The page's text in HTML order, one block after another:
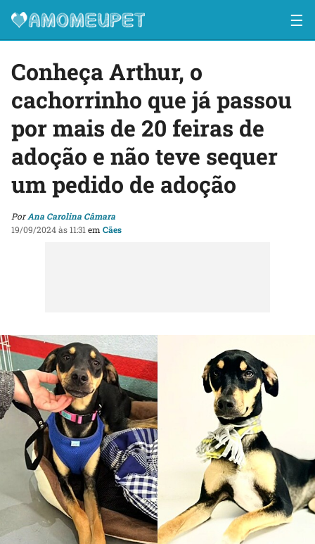
☰
Conheça Arthur, o
cachorrinho que já passou
por mais de 20 feiras de
adoção e não teve sequer
um pedido de adoção
PorAna Carolina Câmara
19/09/2024 às 11:31 em Cães